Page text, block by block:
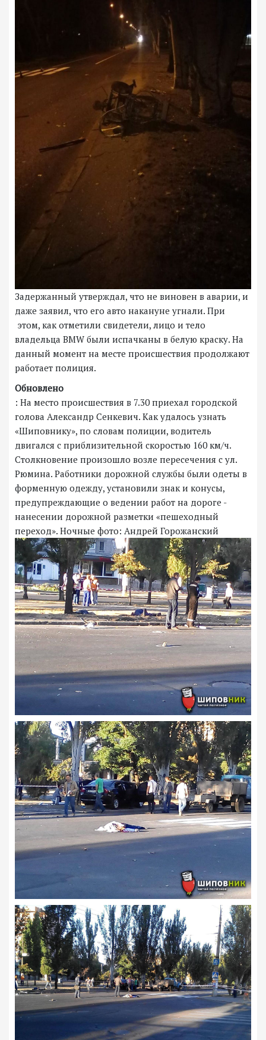
Задержанный утверждал, что не виновен в аварии, и
даже заявил, что его авто накануне угнали. При
этом, как отметили свидетели, лицо и тело
владельца BMW были испачканы в белую краску. На
данный момент на месте происшествия продолжают
работает полиция.
Обновлено
: На место происшествия в 7.30 приехал городской
голова Александр Сенкевич. Как удалось узнать
«Шиповнику», по словам полиции, водитель
двигался с приблизительной скоростью 160 км/ч.
Столкновение произошло возле пересечения с ул.
Рюмина. Работники дорожной службы были одеты в
форменную одежду, установили знак и конусы,
предупреждающие о ведении работ на дороге -
нанесении дорожной разметки «пешеходный
переход». Ночные фото: Андрей Горожанский